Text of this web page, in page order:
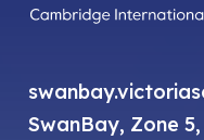
SwanBay, Zone